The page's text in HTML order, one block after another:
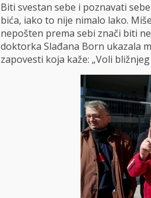
Biti svestan sebe i poznavati
bića, iako to nije nimalo lako.
nepošten prema sebi znači biti
doktorka Slađana Born ukazala
zapovesti koja kaže: „Voli